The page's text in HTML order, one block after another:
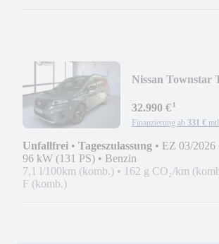
Nissan Townstar
32.990 €¹
Finanzierung ab 331 € mtl.
Unfallfrei • Tageszulassung • EZ 03/2026
96 kW (131 PS) • Benzin
7,1 l/100km (komb.) • 162 g CO₂/km
F (komb.)